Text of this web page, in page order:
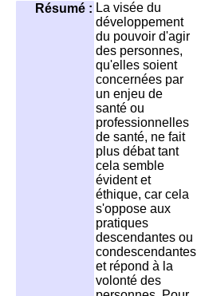
Résumé : La visée du
développement
du pouvoir d'agir
des personnes,
qu'elles soient
concernées par
un enjeu de
santé ou
professionnelles
de santé, ne fait
plus débat tant
cela semble
évident et
éthique, car cela
s'oppose aux
pratiques
descendantes ou
condescendantes
et répond à la
volonté des